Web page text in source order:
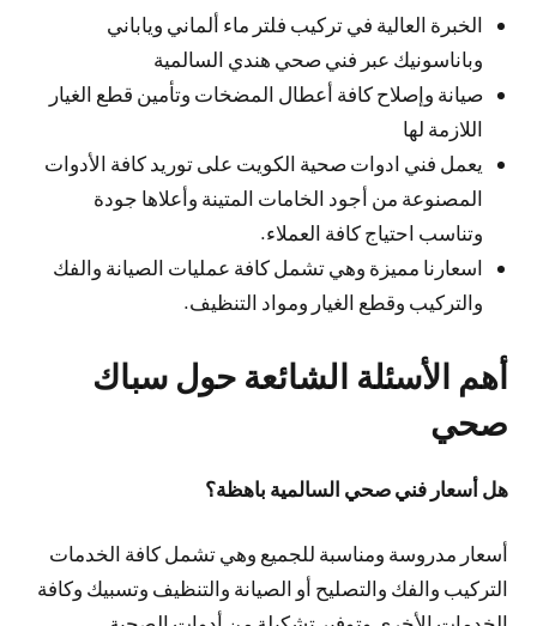
الخبرة العالية في تركيب فلتر ماء ألماني وياباني
وباناسونيك عبر فني صحي هندي السالمية
صيانة وإصلاح كافة أعطال المضخات وتأمين قطع الغيار
اللازمة لها
يعمل فني ادوات صحية الكويت على توريد كافة الأدوات
المصنوعة من أجود الخامات المتينة وأعلاها جودة
وتناسب احتياج كافة العملاء.
اسعارنا مميزة وهي تشمل كافة عمليات الصيانة والفك
والتركيب وقطع الغيار ومواد التنظيف.
أهم الأسئلة الشائعة حول سباك
صحي
هل أسعار فني صحي السالمية باهظة؟
أسعار مدروسة ومناسبة للجميع وهي تشمل كافة الخدمات
التركيب والفك والتصليح أو الصيانة والتنظيف وتسبيك وكافة